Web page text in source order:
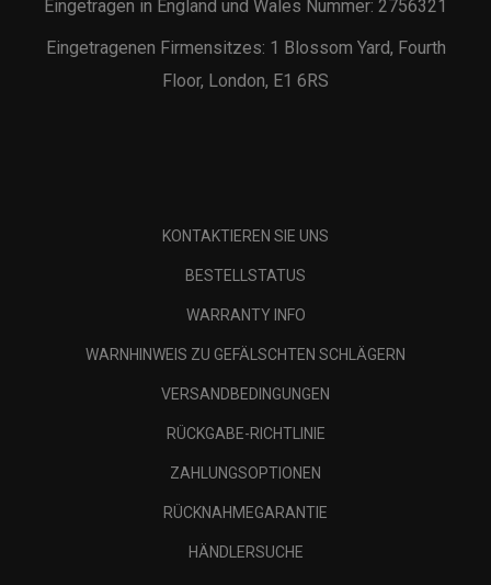
Eingetragen in England und Wales Nummer: 2756321
Eingetragenen Firmensitzes: 1 Blossom Yard, Fourth
Floor, London, E1 6RS
KONTAKTIEREN SIE UNS
BESTELLSTATUS
WARRANTY INFO
WARNHINWEIS ZU GEFÄLSCHTEN SCHLÄGERN
VERSANDBEDINGUNGEN
RÜCKGABE-RICHTLINIE
ZAHLUNGSOPTIONEN
RÜCKNAHMEGARANTIE
HÄNDLERSUCHE